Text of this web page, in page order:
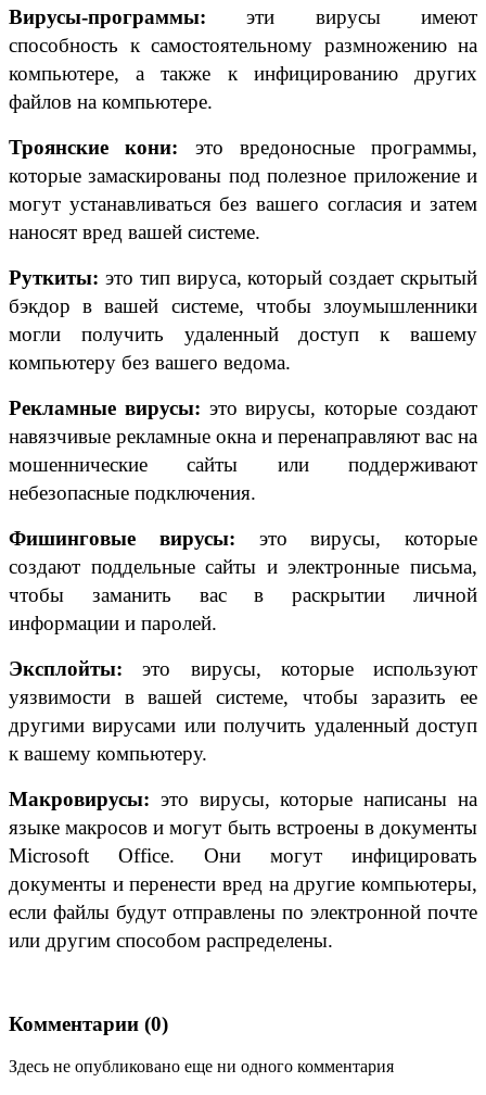
Вирусы-программы: эти вирусы имеют
способность к самостоятельному размножению на
компьютере, а также к инфицированию других
файлов на компьютере.
Троянские кони: это вредоносные программы,
которые замаскированы под полезное приложение и
могут устанавливаться без вашего согласия и затем
наносят вред вашей системе.
Руткиты: это тип вируса, который создает скрытый
бэкдор в вашей системе, чтобы злоумышленники
могли получить удаленный доступ к вашему
компьютеру без вашего ведома.
Рекламные вирусы: это вирусы, которые создают
навязчивые рекламные окна и перенаправляют вас на
мошеннические сайты или поддерживают
небезопасные подключения.
Фишинговые вирусы: это вирусы, которые
создают поддельные сайты и электронные письма,
чтобы заманить вас в раскрытии личной
информации и паролей.
Эксплойты: это вирусы, которые используют
уязвимости в вашей системе, чтобы заразить ее
другими вирусами или получить удаленный доступ
к вашему компьютеру.
Макровирусы: это вирусы, которые написаны на
языке макросов и могут быть встроены в документы
Microsoft Office. Они могут инфицировать
документы и перенести вред на другие компьютеры,
если файлы будут отправлены по электронной почте
или другим способом распределены.
Комментарии (0)
Здесь не опубликовано еще ни одного комментария